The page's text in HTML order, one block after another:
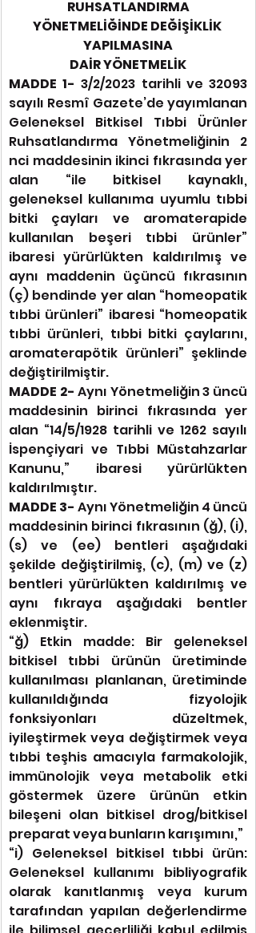
RUHSATLANDIRMA
YÖNETMELİĞİNDE DEĞİŞİKLİK
YAPILMASINA
DAİR YÖNETMELİK
MADDE 1- 3/2/2023 tarihli ve 32093
sayılı Resmî Gazete’de yayımlanan
Geleneksel Bitkisel Tıbbi Ürünler
Ruhsatlandırma Yönetmeliğinin 2
nci maddesinin ikinci fıkrasında yer
alan “ile bitkisel kaynaklı,
geleneksel kullanıma uyumlu tıbbi
bitki çayları ve aromaterapide
kullanılan beşeri tıbbi ürünler”
ibaresi yürürlükten kaldırılmış ve
aynı maddenin üçüncü fıkrasının
(ç) bendinde yer alan “homeopatik
tıbbi ürünleri” ibaresi “homeopatik
tıbbi ürünleri, tıbbi bitki çaylarını,
aromaterapötik ürünleri” şeklinde
değiştirilmiştir.
MADDE 2- Aynı Yönetmeliğin 3 üncü
maddesinin birinci fıkrasında yer
alan “14/5/1928 tarihli ve 1262 sayılı
İspençiyari ve Tıbbi Müstahzarlar
Kanunu,” ibaresi yürürlükten
kaldırılmıştır.
MADDE 3- Aynı Yönetmeliğin 4 üncü
maddesinin birinci fıkrasının (ğ), (i),
(s) ve (ee) bentleri aşağıdaki
şekilde değiştirilmiş, (c), (m) ve (z)
bentleri yürürlükten kaldırılmış ve
aynı fıkraya aşağıdaki bentler
eklenmiştir.
“ğ) Etkin madde: Bir geleneksel
bitkisel tıbbi ürünün üretiminde
kullanılması planlanan, üretiminde
kullanıldığında fizyolojik
fonksiyonları düzeltmek,
iyileştirmek veya değiştirmek veya
tıbbi teşhis amacıyla farmakolojik,
immünolojik veya metabolik etki
göstermek üzere ürünün etkin
bileşeni olan bitkisel drog/bitkisel
preparat veya bunların karışımını,”
“i) Geleneksel bitkisel tıbbi ürün:
Geleneksel kullanımı bibliyografik
olarak kanıtlanmış veya kurum
tarafından yapılan değerlendirme